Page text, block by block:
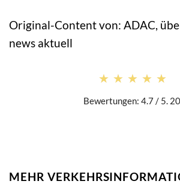
Original-Content von: ADAC,
news aktuell
★★★★★
★★★★★
Bewertungen: 4.7 / 5.
MEHR